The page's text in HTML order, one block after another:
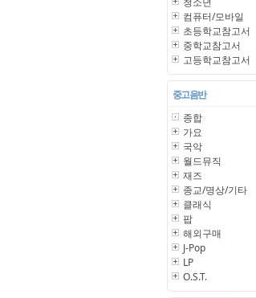
컴퓨터/모바일
초등학교참고서
중학교참고서
고등학교참고서
중고 음반
종합
가요
국악
월드뮤직
재즈
종교/명상/기타
클래식
팝
해외구매
J-Pop
LP
O.S.T.